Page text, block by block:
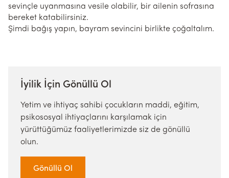
İyilik İçin Gönüllü Ol
Yetim ve ihtiyaç sahibi çocukların maddi, eğitim,
psikososyal ihtiyaçlarını karşılamak için
yürüttüğümüz faaliyetlerimizde siz de gönüllü
olun.
Gönüllü Ol
sevinçle uyanmasına vesile olabilir, bir ailenin sofrasına
bereket katabilirsiniz.
Şimdi bağış yapın, bayram sevincini birlikte çoğaltalım.